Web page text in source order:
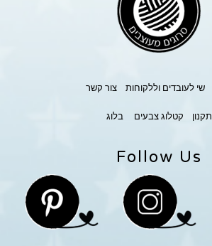
שי לעובדים וללקוחות צור קשר
תקנון קטלוג צבעים בלוג
Follow Us